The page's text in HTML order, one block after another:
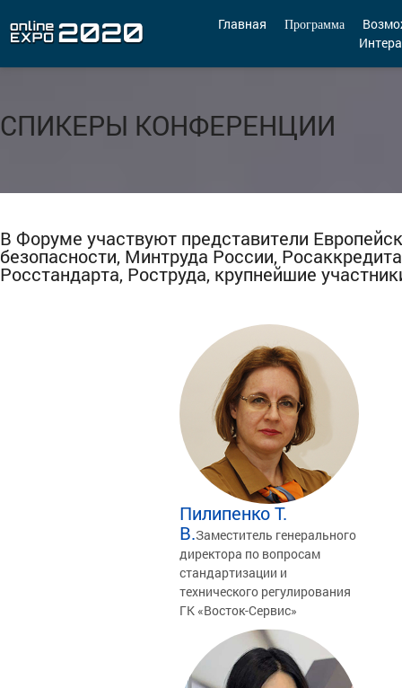
Главная Программа
СПИКЕРЫ КОНФЕРЕНЦИИ
В Форуме участвуют представители
безопасности, Минтруда России,
Росстандарта, Роструда, крупнейшие
Пилипенко Т.
В.Заместитель генерального
директора по вопросам
стандартизации и
технического регулирования
ГК «Восток-Сервис»
Организации
Организаторам